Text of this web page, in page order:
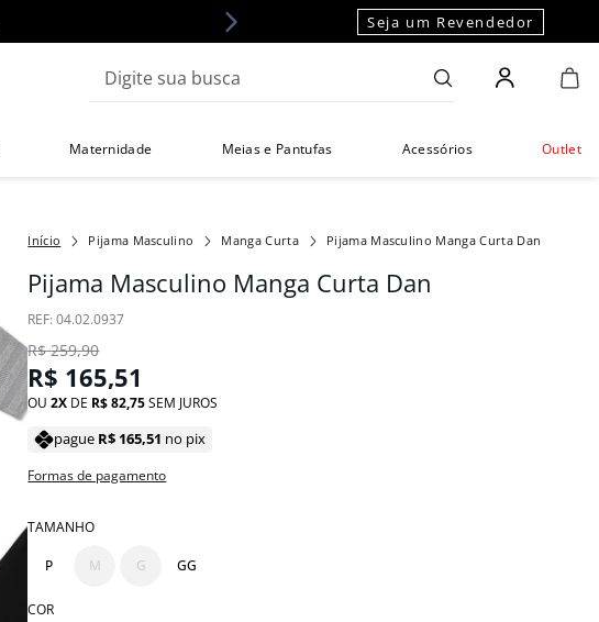
Seja um Revendedor
Maternidade Meias e Pantufas Acessórios Outlet
Pijama Masculino Manga Curta Pijama Masculino Manga Curta Dan
Pijama Masculino Manga Curta Dan
:04.02.0937
R$ 259,90
R$ 165,51
OU2 DE R$82,75SEM JUROS
pague R$ 165,51 no pix
Formas de pagamento
TAMANHO
P M G GG
COR